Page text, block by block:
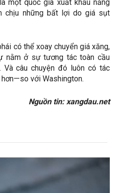
một quốc gia xuất khẩu năng
chịu những bất lợi do giá sụt
có thể xoay chuyển giá xăng,
nằm ở sự tương tác toàn cầu
câu chuyện đó luôn có tác
với Washington.
Nguồn tin: xangdau.net